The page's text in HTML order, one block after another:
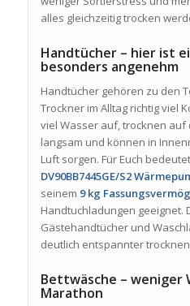
alles gleichzeitig trocken
Handtücher – hier ist
besonders angenehm
Handtücher gehören zu den
Trockner im Alltag richtig viel
viel Wasser auf, trocknen auf
langsam und können in
Luft sorgen. Für Euch
DV90BB7445GE/S2
seinem 9 kg
Handtuchladungen geeignet.
Gästehandtücher und
deutlich entspannter
Bettwäsche – weniger
Marathon